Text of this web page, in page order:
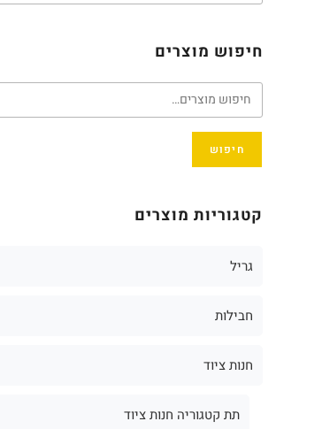
חיפוש מוצרים
חיפוש
קטגוריות מוצרים
גריל
חבילות
חנות ציוד
תת קטגוריה חנות ציוד